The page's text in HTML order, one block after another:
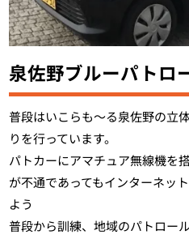
泉佐野ブルーパトロ
普段はいこらも～る泉佐野の立
りを行っています。
パトカーにアマチュア無線機を
が不通であってもインターネッ
よう
普段から訓練、地域のパトロー